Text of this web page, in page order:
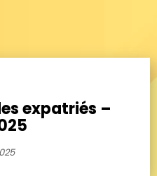
expatriés –